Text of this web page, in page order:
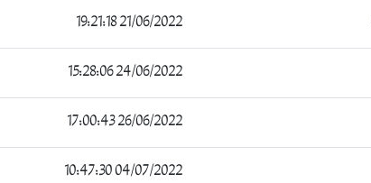
21/06/2022 19:21:18
24/06/2022 15:28:06
26/06/2022 17:00:43
04/07/2022 10:47:30